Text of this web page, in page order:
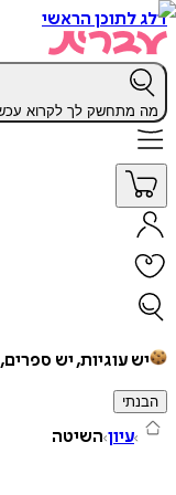
דלג לתוכן הראשי
מה מתחשק לך לקרוא
יש עוגיות, יש
הבנתי
עיון השיטה